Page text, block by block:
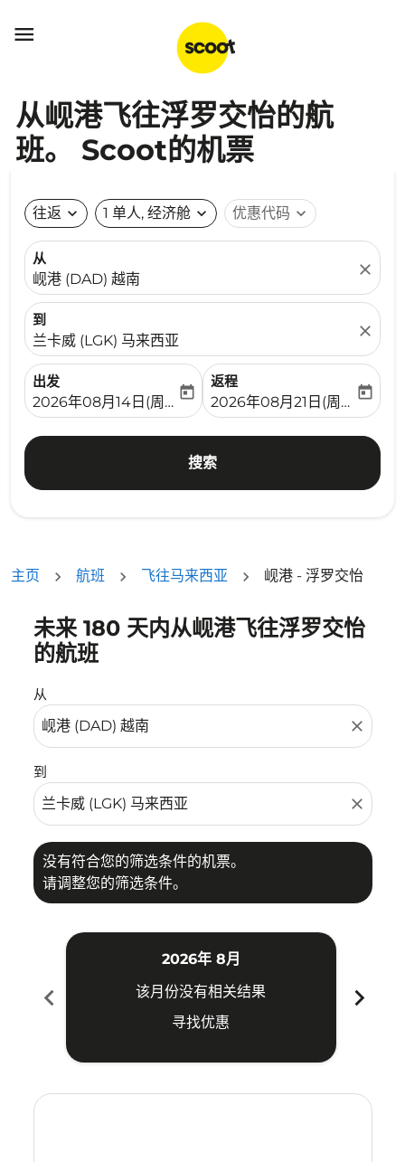

从岘港飞往浮罗交怡的航
班。 Scoot的机票
往返 expand_more 1 单人, 经济舱 expand_more 优惠代码 expand_more
从
岘港 (DAD) 越南
close
到
兰卡威 (LGK) 马来西亚
close
出发
fc-booking-departure-date-aria-label
2026年08月14日(周五)
today
返程
fc-booking-return-date-
2026年08月21日(周五)
today
搜索
主页 航班 飞往马来西亚 岘港 - 浮罗交怡
未来 180 天内从岘港飞往浮罗交怡
的航班
从
close
到
close
没有符合您的筛选条件的机票。
请调整您的筛选条件。
没有符合您的筛选条件的机票。请调整您的筛选条件。
chevron_left
2026年 8月
该月份没有相关结果
寻找优惠
chevron_right